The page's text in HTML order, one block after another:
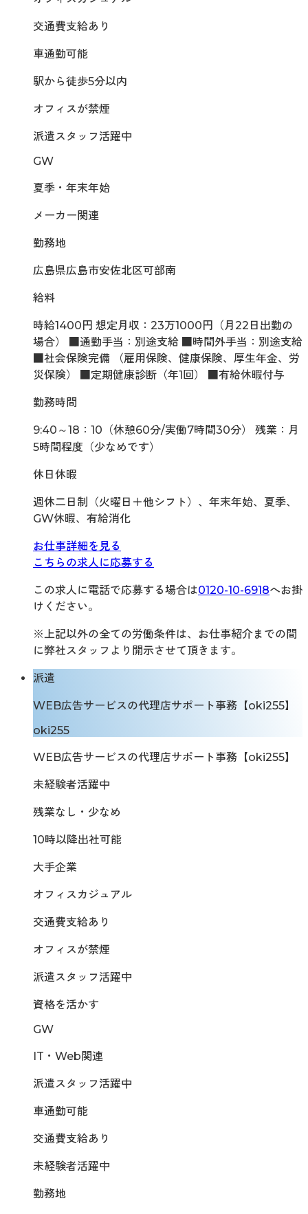
交通費支給あり
車通勤可能
駅から徒歩5分以内
オフィスが禁煙
派遣スタッフ活躍中
GW
夏季・年末年始
メーカー関連
勤務地
広島県広島市安佐北区可部南
給料
時給1400円 想定月収：23万1000円（月22日出勤の
場合） ■通勤手当：別途支給 ■時間外手当：別途支給
■社会保険完備 （雇用保険、健康保険、厚生年金、労
災保険） ■定期健康診断（年1回） ■有給休暇付与
勤務時間
9:40～18：10（休憩60分/実働7時間30分） 残業：月
5時間程度（少なめです）
休日休暇
週休二日制（火曜日＋他シフト）、年末年始、夏季、
GW休暇、有給消化
お仕事詳細を見る
こちらの求人に応募する
この求人に電話で応募する場合は0120-10-6918へお掛
けください。
※上記以外の全ての労働条件は、お仕事紹介までの間
に弊社スタッフより開示させて頂きます。
派遣
WEB広告サービスの代理店サポート事務【oki255】
oki255
WEB広告サービスの代理店サポート事務【oki255】
未経験者活躍中
残業なし・少なめ
10時以降出社可能
大手企業
オフィスカジュアル
交通費支給あり
オフィスが禁煙
派遣スタッフ活躍中
資格を活かす
GW
IT・Web関連
派遣スタッフ活躍中
車通勤可能
交通費支給あり
未経験者活躍中
勤務地